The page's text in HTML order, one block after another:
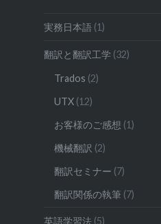
実務日本語(1)
翻訳と翻訳工学 (32)
Trados (2)
UTX(12)
お客様のご感想 (1)
機械翻訳 (2)
翻訳セミナー (7)
翻訳関係の執筆(7)
英語学習法(5)